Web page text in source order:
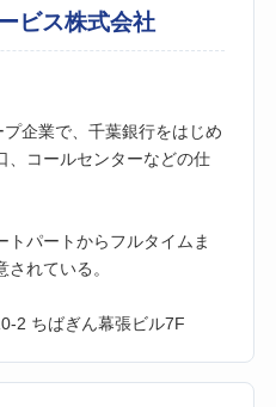
ビス株式会社
企業で、千葉銀行をはじめ
、コールセンターなどの仕
トパートからフルタイムま
れている。
2 ちばぎん幕張ビル7F